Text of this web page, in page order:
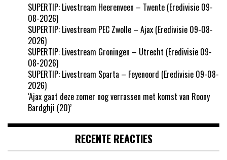
SUPERTIP: Livestream Heerenveen – Twente (Eredivisie 09-
08-2026)
SUPERTIP: Livestream PEC Zwolle – Ajax (Eredivisie 09-08-
2026)
SUPERTIP: Livestream Groningen – Utrecht (Eredivisie 09-
08-2026)
SUPERTIP: Livestream Sparta – Feyenoord (Eredivisie 09-08-
2026)
‘Ajax gaat deze zomer nog verrassen met komst van Roony
Bardghji (20)’
RECENTE REACTIES